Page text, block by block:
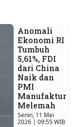
Anomali
Ekonomi RI
Tumbuh
5,61%, FDI
dari China
Naik dan
PMI
Manufaktur
Melemah
Senin, 11 Mei
2026 | 09:55 WIB